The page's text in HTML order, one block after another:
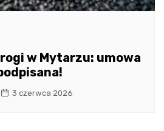
w Mytarzu: umowa
3 czerwca 2026